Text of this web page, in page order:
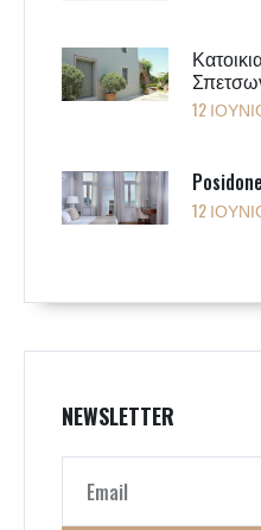
12
12
NEWSLETTER